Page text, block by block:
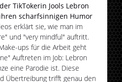
TikTokerin Jools Lebron
scharfsinnigen Humor
erklärt sie, wie man im
und "very mindful" auftritt.
ups für die Arbeit geht
Auftreten im Job: Lebron
eine Parodie ist. Diese
Übertreibung trifft genau den